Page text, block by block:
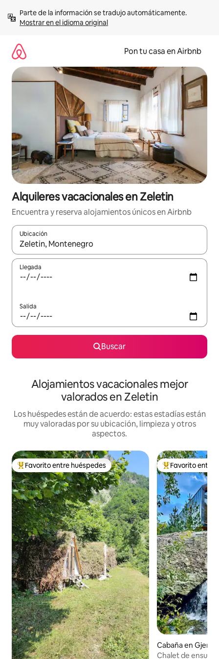
contenidoMostrar en el idioma original
Pon tu casa en Airbnb
Alquileres vacacionales en Zeletin
Encuentra y reserva alojamientos únicos en Airbnb
Ubicación
Cuando los resultados estén disponibles, navega con las
Llegada
Salida
Buscar
Alojamientos vacacionales mejor
valorados en Zeletin
Los huéspedes están de acuerdo: estas estadías están
muy valoradas por su ubicación, limpieza y otros
aspectos.
Favorito entre huéspedes preferido
Favorito entre huéspedes Favorito entre
Favorito entre
Cabaña en
Chalet de